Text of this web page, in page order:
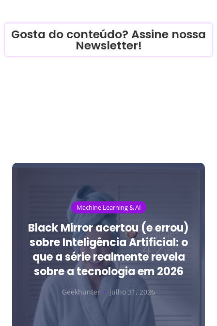
Gosta do conteúdo? Assine nossa
Newsletter!
Machine Learning & AI
Black Mirror acertou (e errou)
sobre Inteligência Artificial: o
que a série realmente revela
sobre a tecnologia em 2026
Geekhunter julho 31, 2026